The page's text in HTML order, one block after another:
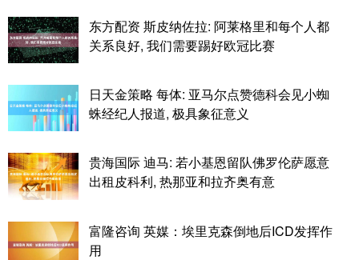
东方配资 斯皮纳佐拉: 阿莱格里和每个人都
关系良好, 我们需要踢好欧冠比赛
日天金策略 每体: 亚马尔点赞德科会见小蜘
蛛经纪人报道, 极具象征意义
贵海国际 迪马: 若小基恩留队佛罗伦萨愿意
出租皮科利, 热那亚和拉齐奥有意
富隆咨询 英媒：埃里克森倒地后ICD发挥作
用